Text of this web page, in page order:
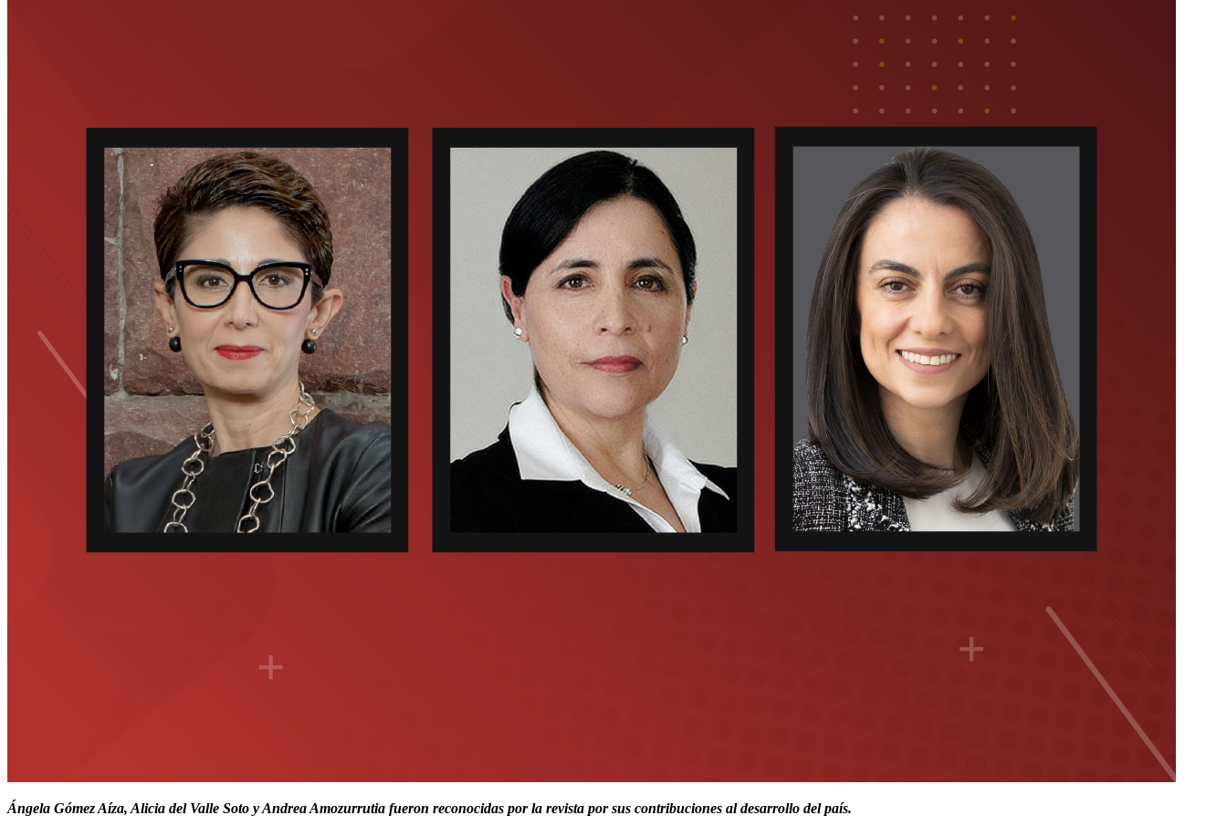
Ángela Gómez Aíza, Alicia del Valle Soto y Andrea Amozurrutia fueron reconocidas por la revista por sus contribuciones al desarrollo del país.